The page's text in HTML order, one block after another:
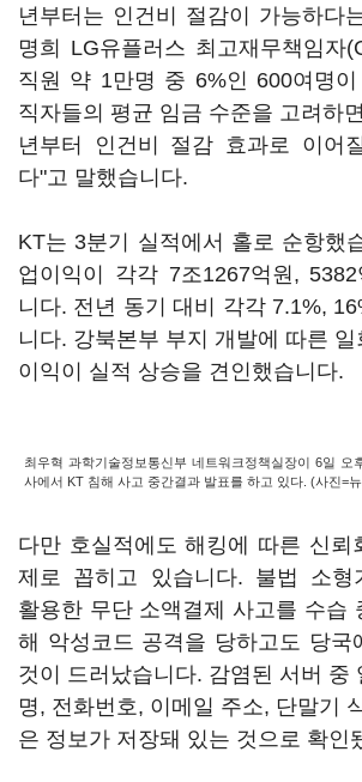
년부터는 인건비 절감이 가능하다
명희 LG유플러스 최고재무책임자
직원 약 1만명 중 6%인 600여명이
직자들의 평균 임금 수준을 고려하
년부터 인건비 절감 효과로 이어
다"고 말했습니다.
KT는 3분기 실적에서 홀로 순항했
업이익이 각각 7조1267억원,
니다. 전년 동기 대비 각각 7.1%,
니다. 강북본부 부지 개발에 따른
이익이 실적 상승을 견인했습니다.
최우혁 과학기술정보통신부 네트워크정책실장이 6일 오
사에서 KT 침해 사고 중간결과 발표를 하고 있다. (사진=
다만 호실적에도 해킹에 따른 신뢰
제로 꼽히고 있습니다. 불법 소형
활용한 무단 소액결제 사고를 수습
해 악성코드 공격을 당하고도 당국
것이 드러났습니다. 감염된 서버 중
명, 전화번호, 이메일 주소, 단말기
은 정보가 저장돼 있는 것으로 확인